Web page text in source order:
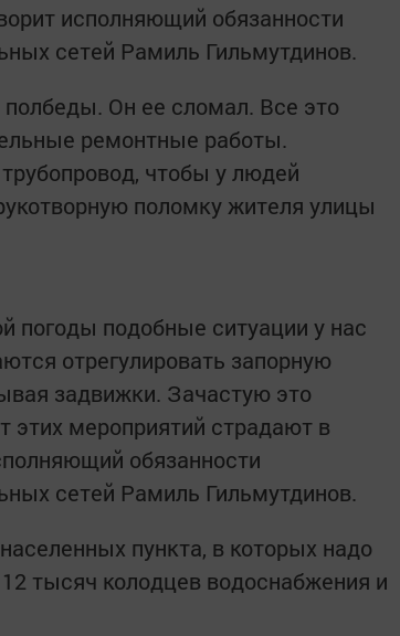
исполняющий обязанности
сетей Рамиль Гильмутдинов.
Он ее сломал. Все это
ремонтные работы.
чтобы у людей
поломку жителя улицы
погоды подобные ситуации у нас
отрегулировать запорную
задвижки. Зачастую это
этих мероприятий страдают в
обязанности
сетей Рамиль Гильмутдинов.
пункта, в которых надо
тысяч колодцев водоснабжения и